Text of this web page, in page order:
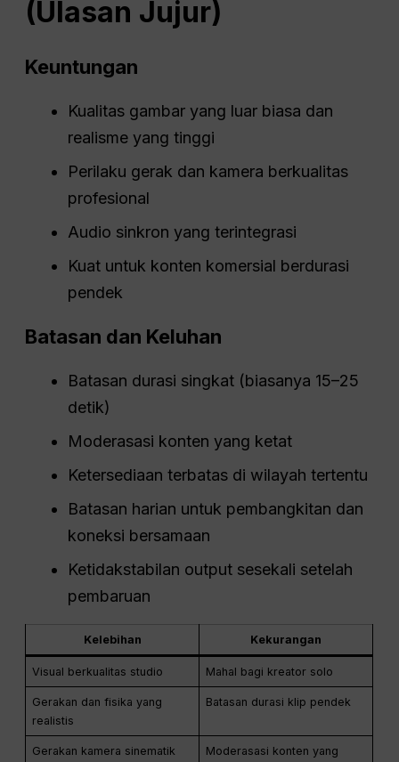
(Ulasan Jujur)
Keuntungan
Kualitas gambar yang luar biasa dan
realisme yang tinggi
Perilaku gerak dan kamera berkualitas
profesional
Audio sinkron yang terintegrasi
Kuat untuk konten komersial berdurasi
pendek
Batasan dan Keluhan
Batasan durasi singkat (biasanya 15–25
detik)
Moderasasi konten yang ketat
Ketersediaan terbatas di wilayah tertentu
Batasan harian untuk pembangkitan dan
koneksi bersamaan
Ketidakstabilan output sesekali setelah
pembaruan
Kelebihan Kekurangan
Visual berkualitas studio Mahal bagi kreator solo
Gerakan dan fisika yang
realistis
Batasan durasi klip pendek
Gerakan kamera sinematik
Moderasasi konten yang